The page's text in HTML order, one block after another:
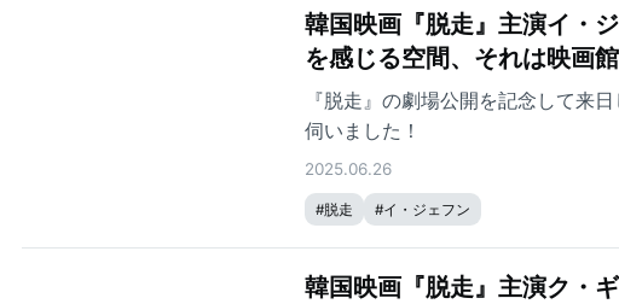
韓国映画『脱走』主演イ・
を感じる空間、それは映画館
『脱走』の劇場公開を記念して来
伺いました！
2025.06.26
#脱走 #イ・ジェフン
韓国映画『脱走』主演ク・